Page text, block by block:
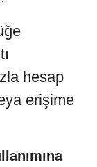
hesap
erişime